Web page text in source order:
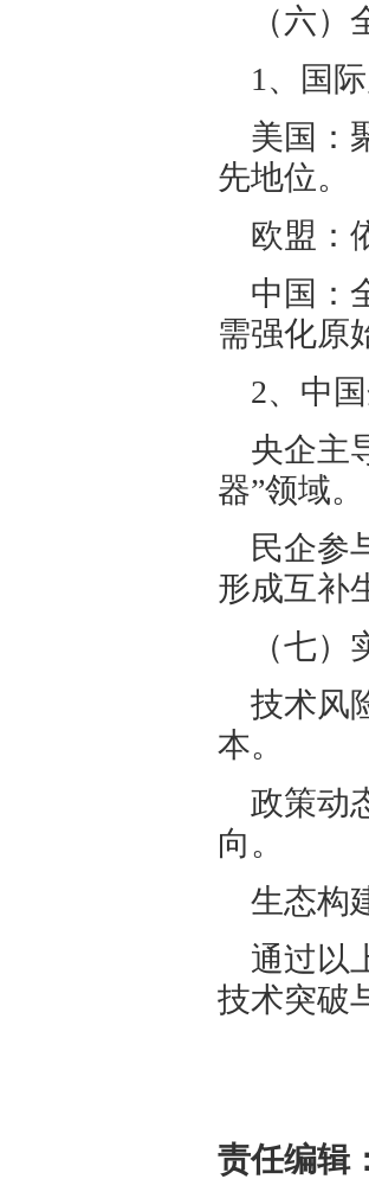
（六
1、国
美国：
先地位。
欧盟：
中国：
需强化原
2、中
央企主
器”领域。
民企参
形成互补
（七
技术风
本。
政策动
向。
生态构
通过以
技术突破
责任编辑